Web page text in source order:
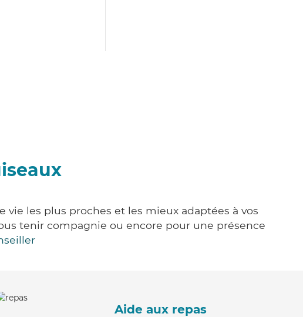
les plus proches et les mieux adaptées à vos
tenir compagnie ou encore pour une présence
Aide aux repas